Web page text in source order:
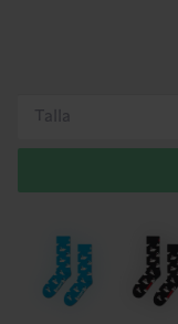
Talla